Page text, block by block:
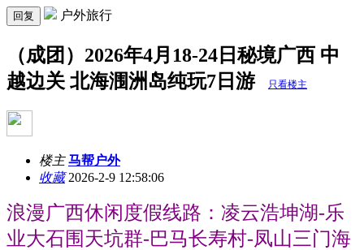
回复 户外旅行
（成团）2026年4月18-24日秘境广西 中
越边关 北海涠洲岛纯玩7日游
只看楼主
楼主 马帮户外
收藏2026-2-9 12:58:06
浪漫广西休闲度假线路：凌云浩坤湖-乐
业大石围天坑群-巴马长寿村-凤山三门海